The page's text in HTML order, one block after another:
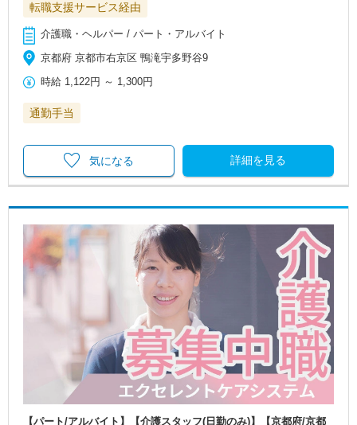
転職支援サービス経由
介護職・ヘルパー / パート・アルバイト
京都府 京都市右京区 鴨滝宇多野谷9
時給 1,122円 ～ 1,300円
通勤手当
詳細を見る
気になる
【パート/アルバイト】【介護スタッフ(日勤のみ)】【京都府/京都